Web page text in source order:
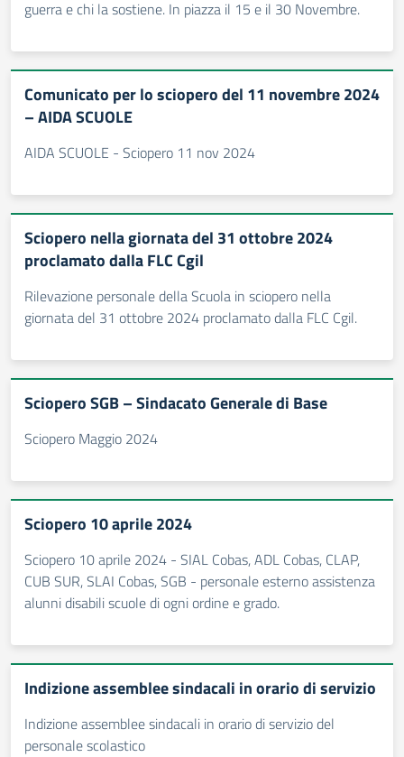
guerra e chi la sostiene. In piazza il 15 e il 30 Novembre.
Comunicato per lo sciopero del 11 novembre 2024
– AIDA SCUOLE
AIDA SCUOLE - Sciopero 11 nov 2024
Sciopero nella giornata del 31 ottobre 2024
proclamato dalla FLC Cgil
Rilevazione personale della Scuola in sciopero nella
giornata del 31 ottobre 2024 proclamato dalla FLC Cgil.
Sciopero SGB – Sindacato Generale di Base
Sciopero Maggio 2024
Sciopero 10 aprile 2024
Sciopero 10 aprile 2024 - SIAL Cobas, ADL Cobas, CLAP,
CUB SUR, SLAI Cobas, SGB - personale esterno assistenza
alunni disabili scuole di ogni ordine e grado.
Indizione assemblee sindacali in orario di servizio
Indizione assemblee sindacali in orario di servizio del
personale scolastico